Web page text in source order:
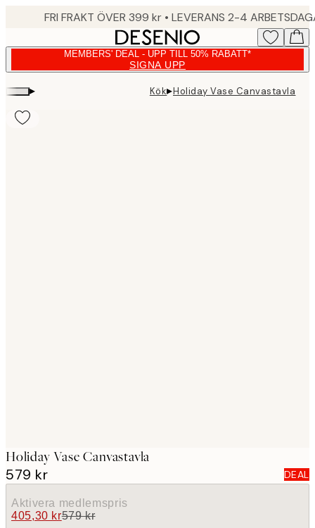
FRI FRAKT ÖVER 399 kr • LEVERANS 2-4
MEMBERS' DEAL - UPP TILL 50% RABATT*
SIGNA UPP
▸ Kök▸Holiday Vase Canvastavla
Holiday Vase Canvastavla
579 kr DEAL
Aktivera medlemspris
405,30 kr579 kr